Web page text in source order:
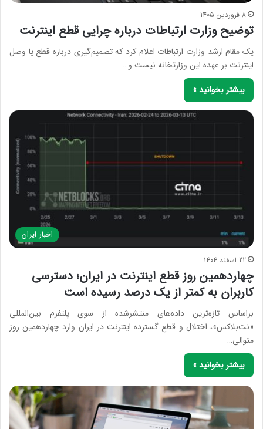
8 فروردین 1405
توضیح وزارت ارتباطات درباره چرایی قطع اینترنت
یک مقام ارشد وزارت ارتباطات اعلام کرد که تصمیم‌گیری درباره قطع یا وصل
اینترنت بر عهده این وزارتخانه نیست و…
بیشتر بخوانید »
اخبار ایران
22 اسفند 1404
چهاردهمین روز قطع اینترنت در ایران؛ دسترسی
کاربران به کمتر از یک درصد رسیده است
براساس تازه‌ترین داده‌های منتشرشده از سوی پلتفرم بین‌المللی
«نت‌بلاکس»، اختلال و قطع گسترده اینترنت در ایران وارد چهاردهمین روز
متوالی…
بیشتر بخوانید »